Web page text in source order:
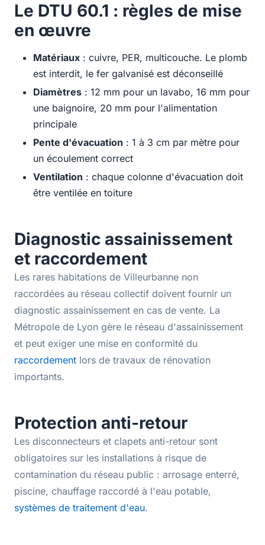
Le DTU 60.1 : règles de mise
en œuvre
Matériaux : cuivre, PER, multicouche. Le plomb
est interdit, le fer galvanisé est déconseillé
Diamètres : 12 mm pour un lavabo, 16 mm pour
une baignoire, 20 mm pour l'alimentation
principale
Pente d'évacuation : 1 à 3 cm par mètre pour
un écoulement correct
Ventilation : chaque colonne d'évacuation doit
être ventilée en toiture
Diagnostic assainissement
et raccordement
Les rares habitations de Villeurbanne non
raccordées au réseau collectif doivent fournir un
diagnostic assainissement en cas de vente. La
Métropole de Lyon gère le réseau d'assainissement
et peut exiger une mise en conformité du
raccordement lors de travaux de rénovation
importants.
Protection anti-retour
Les disconnecteurs et clapets anti-retour sont
obligatoires sur les installations à risque de
contamination du réseau public : arrosage enterré,
piscine, chauffage raccordé à l'eau potable,
systèmes de traitement d'eau.